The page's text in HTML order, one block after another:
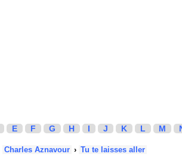
E F G H I J K L M
Charles Aznavour › Tu te laisses aller